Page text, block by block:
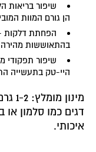
שיפור בריאות
הן גורם המוות
הפחתת דלקות -
בהתאוששות מהירה
שיפור תפקודי
היי-טק בתעשייה
דגים כמו סלמון
איכותי.